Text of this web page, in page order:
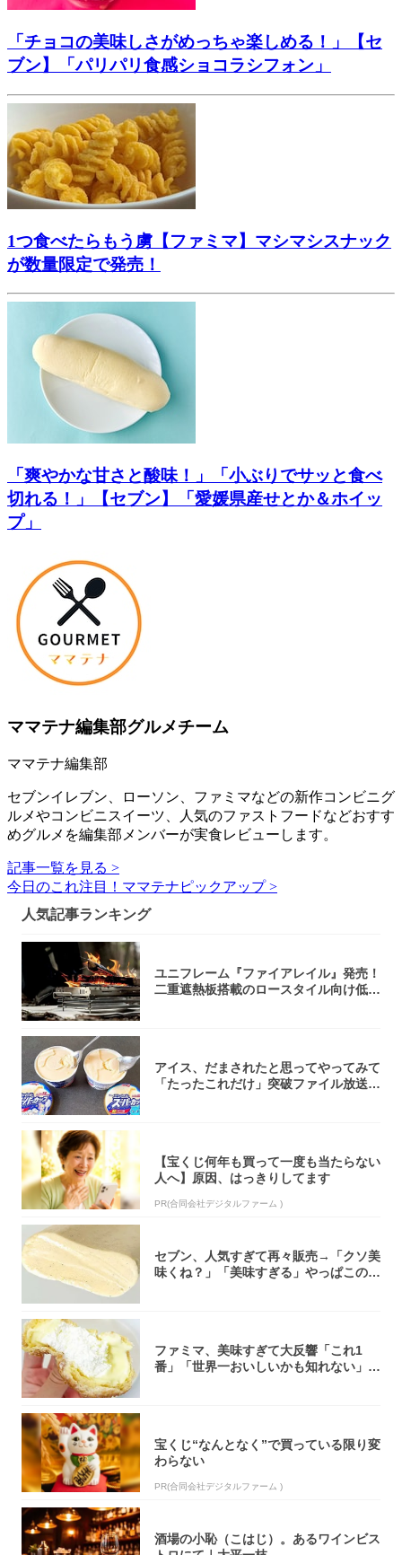
「チョコの美味しさがめっちゃ楽しめる！」【セ
ブン】「パリパリ食感ショコラシフォン」
1つ食べたらもう虜【ファミマ】マシマシスナック
が数量限定で発売！
「爽やかな甘さと酸味！」「小ぶりでサッと食べ
切れる！」【セブン】「愛媛県産せとか＆ホイッ
プ」
ママテナ編集部グルメチーム
ママテナ編集部
セブンイレブン、ローソン、ファミマなどの新作コンビニグ
ルメやコンビニスイーツ、人気のファストフードなどおすす
めグルメを編集部メンバーが実食レビューします。
記事一覧を見る >
今日のこれ注目！ママテナピックアップ >
人気記事ランキング
ユニフレーム『ファイアレイル』発売！
二重遮熱板搭載のロースタイル向け低型
アイス、だまされたと思ってやってみて
「たったこれだけ」突破ファイル放送で
【宝くじ何年も買って一度も当たらない
人へ】原因、はっきりしてます
PR(合同会社デジタルファーム )
セブン、人気すぎて再々販売→「クソ美
味くね？」「美味すぎる」やっぱこのク
ファミマ、美味すぎて大反響「これ1
番」「世界一おいしいかも知れない」
宝くじ“なんとなく”で買っている限り変
わらない
PR(合同会社デジタルファーム )
酒場の小恥（こはじ）。あるワインビス